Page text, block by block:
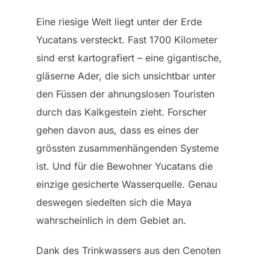
Eine riesige Welt liegt unter der Erde
Yucatans versteckt. Fast 1700 Kilometer
sind erst kartografiert – eine gigantische,
gläserne Ader, die sich unsichtbar unter
den Füssen der ahnungslosen Touristen
durch das Kalkgestein zieht. Forscher
gehen davon aus, dass es eines der
grössten zusammenhängenden Systeme
ist. Und für die Bewohner Yucatans die
einzige gesicherte Wasserquelle. Genau
deswegen siedelten sich die Maya
wahrscheinlich in dem Gebiet an.
Dank des Trinkwassers aus den Cenoten